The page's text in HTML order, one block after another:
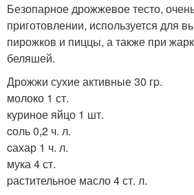
Безопарное дрожжевое тесто,
приготовлении, используется для
пирожков и пиццы, а также при
беляшей.
Дрожжи сухие активные 30 гp.
молоко 1 ст.
куриное яйцо 1 шт.
cоль 0,2 ч. л.
cахар 1 ч. л.
мука 4 ст.
pастительное масло 4 ст. л.